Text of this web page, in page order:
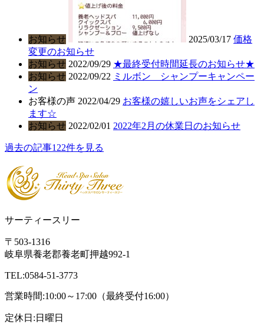
お知らせ 2025/03/17 価格
変更のお知らせ
お知らせ 2022/09/29 ★最終受付時間延長のお知らせ★
お知らせ 2022/09/22 ミルボン シャンプーキャンペー
ン
お客様の声 2022/04/29 お客様の嬉しいお声をシェアし
ます☆
お知らせ 2022/02/01 2022年2月の休業日のお知らせ
過去の記事122件を見る
サーティースリー
〒503-1316
岐阜県養老郡養老町押越992-1
TEL:0584-51-3773
営業時間:10:00～17:00（最終受付16:00）
定休日:日曜日